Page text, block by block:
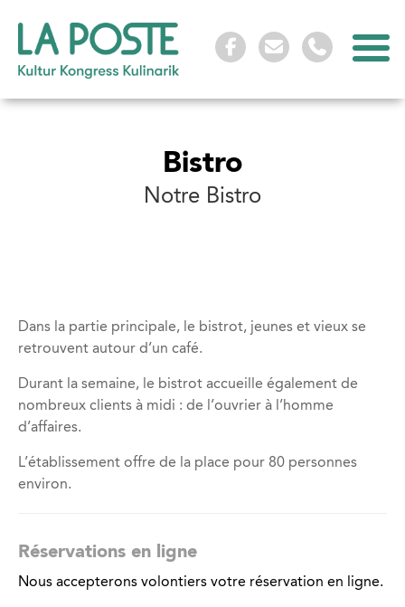
  
Bistro
Notre Bistro
Dans la partie principale, le bistrot, jeunes et vieux se
retrouvent autour d’un café.
Durant la semaine, le bistrot accueille également de
nombreux clients à midi : de l’ouvrier à l’homme
d’affaires.
L’établissement offre de la place pour 80 personnes
environ.
Réservations en ligne
Nous accepterons volontiers votre réservation en ligne.